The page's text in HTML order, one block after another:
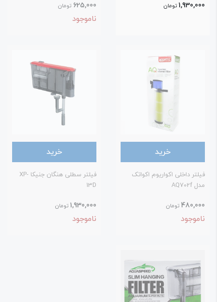
تومان 625,000 تومان
ناموجود
خرید
داخلی اکواریوم اکواتک
تومان
خرید
فیلتر سطلی هنگان جنیکا XP-
1,930,000 تومان
ناموجود